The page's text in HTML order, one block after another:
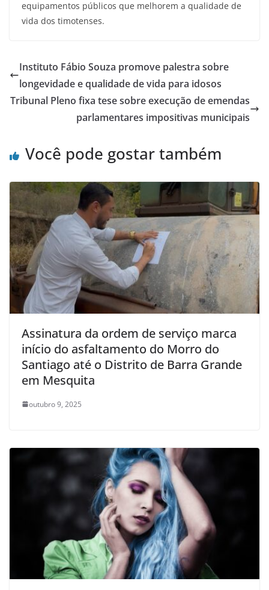
equipamentos públicos que melhorem a qualidade de
vida dos timotenses.
Instituto Fábio Souza promove palestra sobre
longevidade e qualidade de vida para idosos
Tribunal Pleno fixa tese sobre execução de emendas
parlamentares impositivas municipais
Você pode gostar também
Assinatura da ordem de serviço marca
início do asfaltamento do Morro do
Santiago até o Distrito de Barra Grande
em Mesquita
outubro 9, 2025